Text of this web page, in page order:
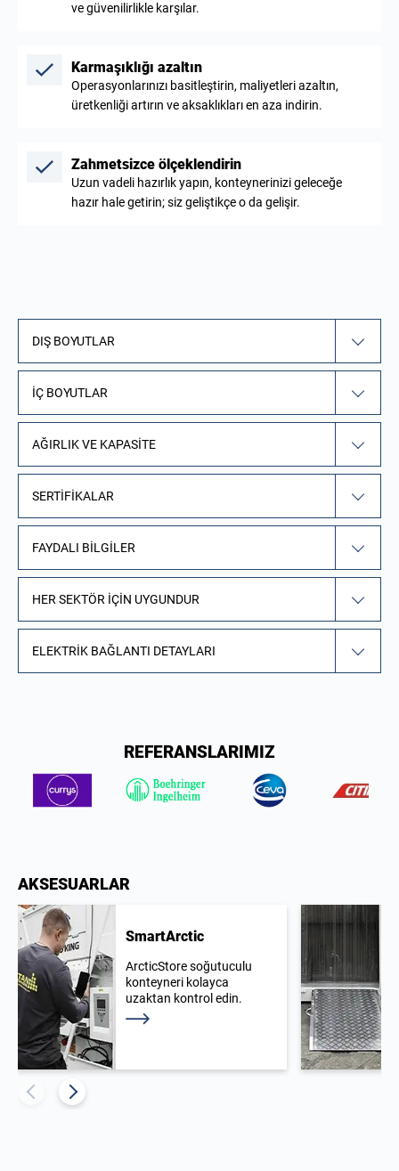
ve güvenilirlikle karşılar.
Karmaşıklığı azaltın
Operasyonlarınızı basitleştirin, maliyetleri azaltın,
üretkenliği artırın ve aksaklıkları en aza indirin.
Zahmetsizce ölçeklendirin
Uzun vadeli hazırlık yapın, konteynerinizi geleceğe
hazır hale getirin; siz geliştikçe o da gelişir.
DIŞ BOYUTLAR
İÇ BOYUTLAR
AĞIRLIK VE KAPASITE
SERTIFIKALAR
FAYDALI BILGILER
HER SEKTÖR IÇIN UYGUNDUR
ELEKTRIK BAĞLANTI DETAYLARI
REFERANSLARIMIZ
AKSESUARLAR
SmartArctic
ArcticStore soğutuculu
konteyneri kolayca
uzaktan kontrol edin.
Daha fazla bilgi